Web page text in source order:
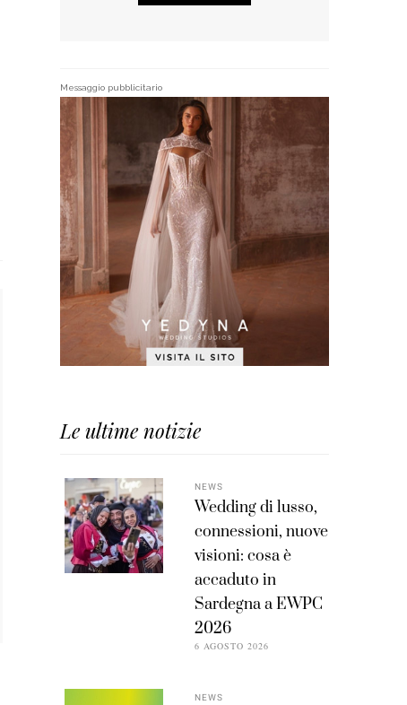
Messaggio pubblicitario
Le ultime notizie
NEWS
Wedding di lusso,
connessioni, nuove
visioni: cosa è
accaduto in
Sardegna a EWPC
2026
6 AGOSTO 2026
NEWS